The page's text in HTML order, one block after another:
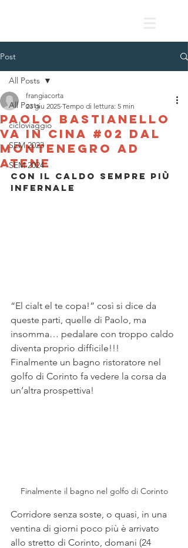
Post
All Posts
cicloviaggio
SEM 2023
SEM 2024
All Posts
Paolo Bastianello
va in Cina #02 dal
Montenegro ad
Atene
frangiacorta
23 giu 2025 Tempo di lettura: 5 min
con il caldo sempre più
infernale
“El cialt el te copa!” così si dice da
queste parti, quelle di Paolo, ma
insomma… pedalare con troppo caldo
diventa proprio difficile!!!
Finalmente un bagno ristoratore nel
golfo di Corinto fa vedere la corsa da
un’altra prospettiva!
Finalmente il bagno nel golfo di Corinto
Corridore senza soste, o quasi, in una
ventina di giorni poco più è arrivato
allo stretto di Corinto, domani (24